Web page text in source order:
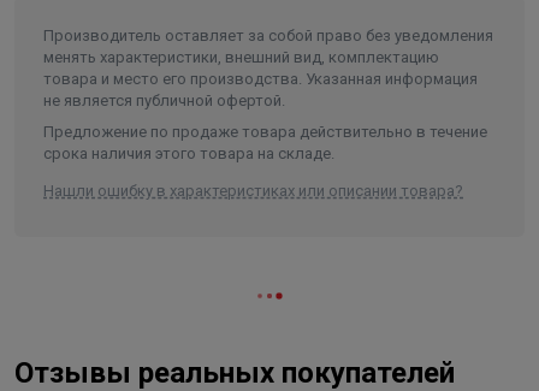
Высота 0
Длина 0
Ширина 0
Объем 0
Производитель оставляет за собой право без уведомления
менять характеристики, внешний вид, комплектацию
товара и место его производства. Указанная информация
не является публичной офертой.
Предложение по продаже товара действительно в течение
срока наличия этого товара на складе.
Нашли ошибку в характеристиках или описании товара?
Отзывы реальных покупателей